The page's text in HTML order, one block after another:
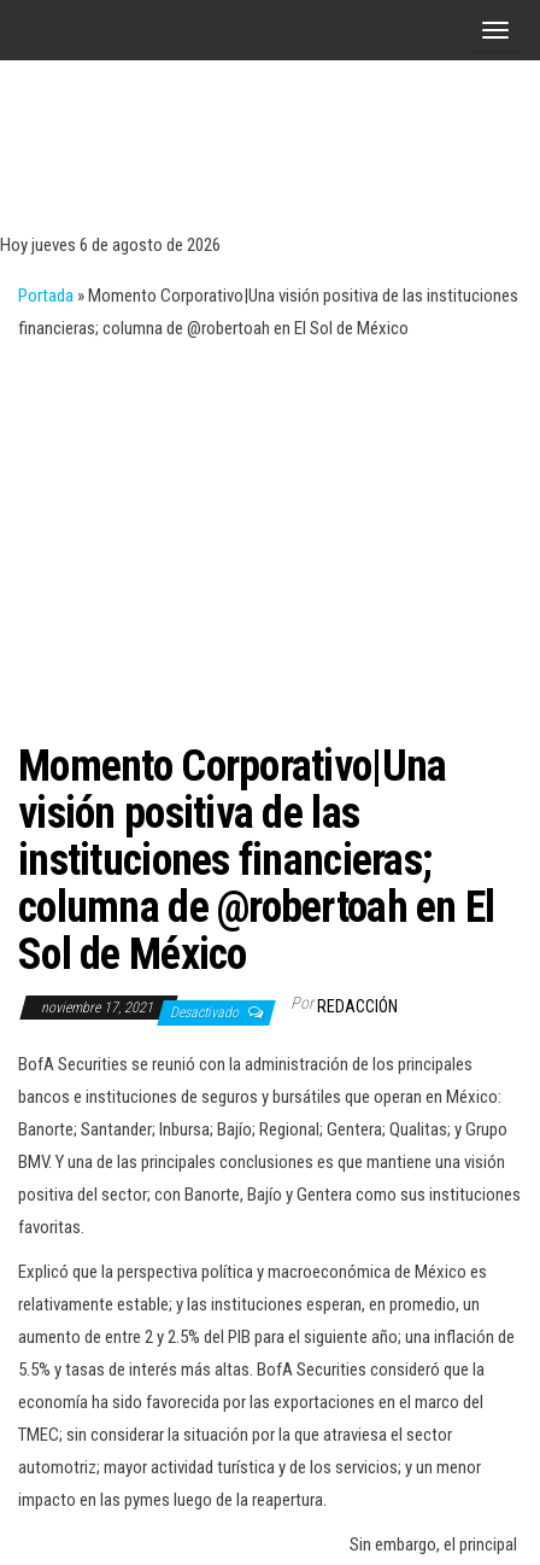
A
l
Hoy jueves 6 de agosto de 2026
Portada »Momento Corporativo|Una visión positiva de las instituciones
financieras; columna de @robertoah en El Sol de México
Momento Corporativo|Una
visión positiva de las
instituciones financieras;
columna de @robertoah en El
Sol de México
noviembre 17, 2021 Desactivado Por REDACCIÓN
BofA Securities se reunió con la administración de los principales
bancos e instituciones de seguros y bursátiles que operan en México:
Banorte; Santander; Inbursa; Bajío; Regional; Gentera; Qualitas; y Grupo
BMV. Y una de las principales conclusiones es que mantiene una visión
positiva del sector; con Banorte, Bajío y Gentera como sus instituciones
favoritas.
Explicó que la perspectiva política y macroeconómica de México es
relativamente estable; y las instituciones esperan, en promedio, un
aumento de entre 2 y 2.5% del PIB para el siguiente año; una inflación de
5.5% y tasas de interés más altas. BofA Securities consideró que la
economía ha sido favorecida por las exportaciones en el marco del
TMEC; sin considerar la situación por la que atraviesa el sector
automotriz; mayor actividad turística y de los servicios; y un menor
impacto en las pymes luego de la reapertura.
Sin embargo, el principal